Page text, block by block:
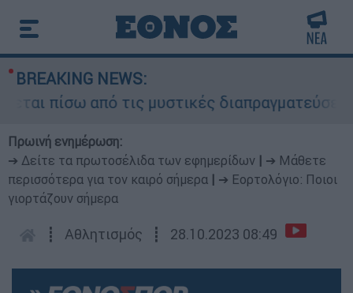
BREAKING NEWS:
πίσω από τις μυστικές διαπραγματεύσεις
Πρωινή ενημέρωση:
➔ Δείτε τα πρωτοσέλιδα των εφημερίδων
➔ Μάθετε
περισσότερα για τον καιρό σήμερα
➔ Εορτολόγιο: Ποιοι
γιορτάζουν σήμερα
┋ Αθλητισμός ┋ 28.10.2023 08:49